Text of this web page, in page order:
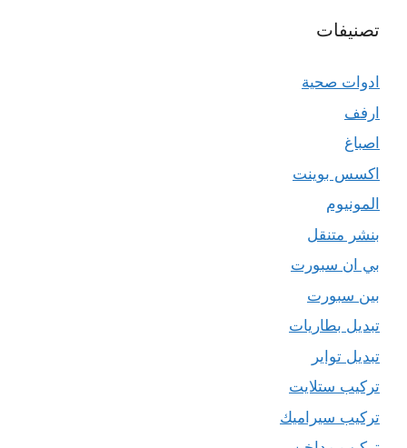
تصنيفات
ادوات صحية
ارفف
اصباغ
اكسس بوينت
المونيوم
بنشر متنقل
بي ان سبورت
بين سبورت
تبديل بطاريات
تبديل تواير
تركيب ستلايت
تركيب سيراميك